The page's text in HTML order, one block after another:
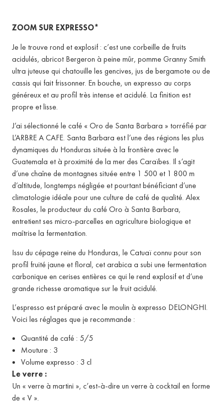
ZOOM SUR EXPRESSO*
Je le trouve rond et explosif : c’est une corbeille de fruits
acidulés, abricot Bergeron à peine mûr, pomme Granny Smith
ultra juteuse qui chatouille les gencives, jus de bergamote ou de
cassis qui fait frissonner. En bouche, un expresso au corps
généreux et au profil très intense et acidulé. La finition est
propre et lisse.
J’ai sélectionné le café « Oro de Santa Barbara » torréfié par
L’ARBRE A CAFE. Santa Barbara est l’une des régions les plus
dynamiques du Honduras située à la frontière avec le
Guatemala et à proximité de la mer des Caraïbes. Il s’agit
d’une chaîne de montagnes située entre 1 500 et 1 800 m
d’altitude, longtemps négligée et pourtant bénéficiant d’une
climatologie idéale pour une culture de café de qualité. Alex
Rosales, le producteur du café Oro à Santa Barbara,
entretient ses micro-parcelles en agriculture biologique et
maîtrise la fermentation.
Issu du cépage reine du Honduras, le Catuaï connu pour son
profil fruité jaune et floral, cet arabica a subi une fermentation
carbonique en cerises entières ce qui le rend explosif et d’une
grande richesse aromatique sur le fruit acidulé.
L’espresso est préparé avec le moulin à expresso DELONGHI.
Voici les réglages que je recommande :
Quantité de café : 5/5
Mouture : 3
Volume expresso : 3 cl
Le verre :
Un « verre à martini », c’est-à-dire un verre à cocktail en forme
de « V ».